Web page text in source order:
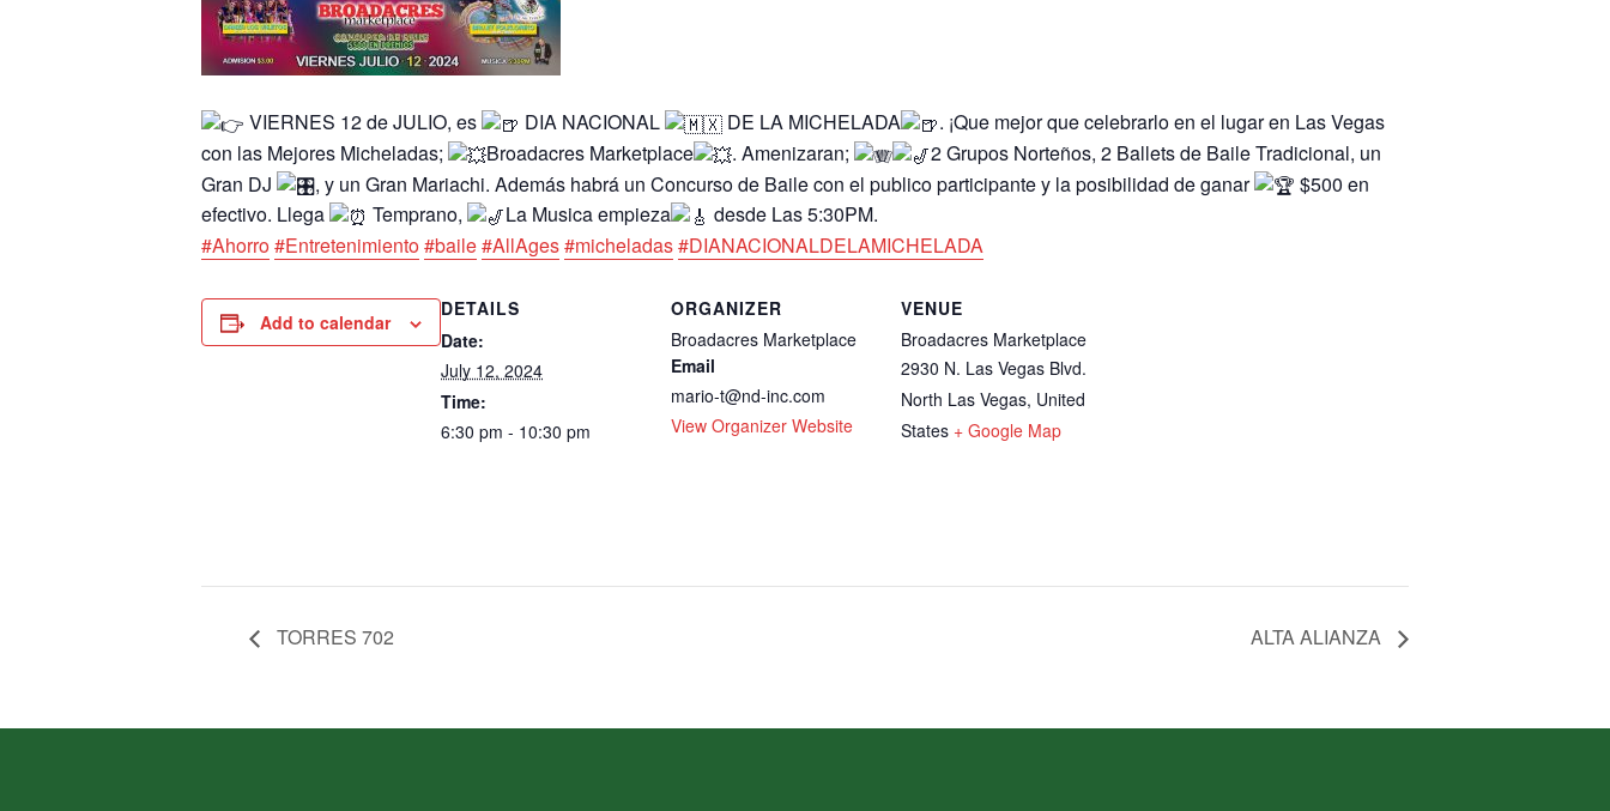
VIERNES 12 de JULIO, es DIA NACIONAL DE LA MICHELADA
. ¡Que mejor que celebrarlo en el lugar en Las Vegas
con las Mejores Micheladas;
Broadacres Marketplace . Amenizaran;
2 Grupos Norteños, 2 Ballets de Baile Tradicional, un
Gran DJ
, y un Gran Mariachi. Además habrá un Concurso de Baile con el publico participante y la posibilidad de ganar
$500 en
efectivo. Llega
Temprano, La Musica empieza
desde Las 5:30PM.
#Ahorro#Entretenimiento#baile#AllAges#micheladas#DIANACIONALDELAMICHELADA
Add to calendar
DETAILS
Date:
July 12, 2024
Time:
6:30 pm - 10:30 pm
ORGANIZER
Broadacres Marketplace
Email
mario-t@nd-inc.com
View Organizer Website
VENUE
Broadacres Marketplace
2930 N. Las Vegas Blvd.
North Las Vegas, United
States + Google Map
TORRES 702 ALTA ALIANZA